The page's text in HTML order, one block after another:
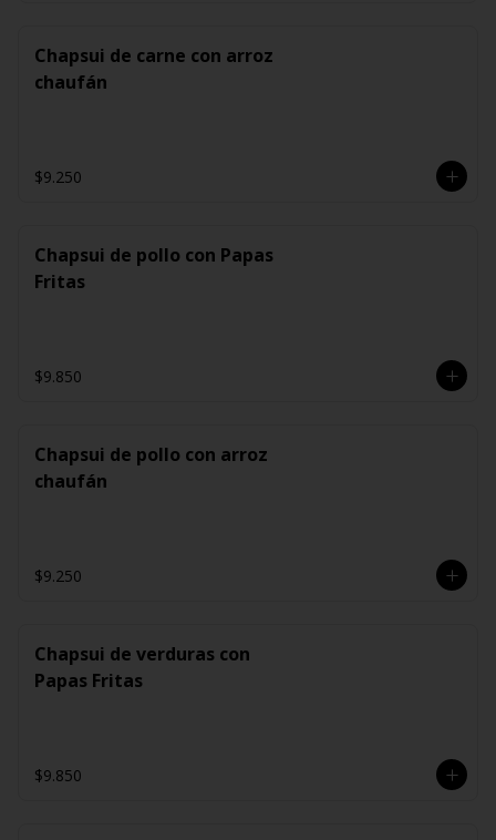
Chapsui de carne con arroz
chaufán
$9.250
Chapsui de pollo con Papas
Fritas
$9.850
Chapsui de pollo con arroz
chaufán
$9.250
Chapsui de verduras con
Papas Fritas
$9.850